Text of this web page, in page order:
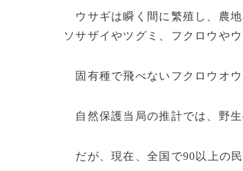
ウサギは瞬く間に繁殖し、農地
ソサザイやツグミ、フクロウや
固有種で飛べないフクロウオウ
自然保護当局の推計では、野生
だが、現在、全国で90以上の